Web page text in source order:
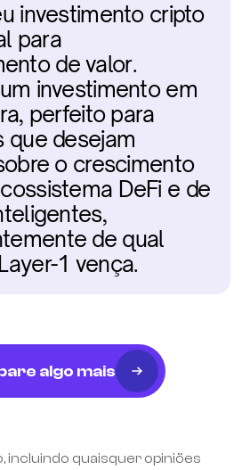
investimento cripto
para
de valor.
investimento em
perfeito para
que desejam
o crescimento
DeFi e de
de qual
1 vença.
algo mais
incluindo quaisquer opiniões